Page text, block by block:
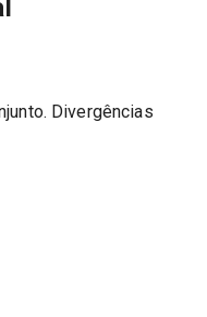
Divergências